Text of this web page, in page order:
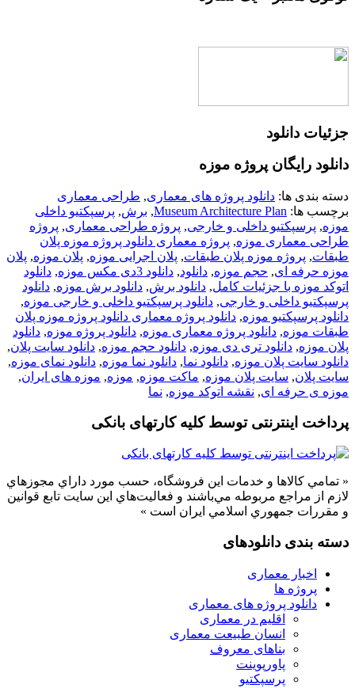
جزئیات دانلود
دانلود رایگان پروژه موزه
دسته بندی ها: دانلود پروژه های معماری, طراحی معماری
برچسب ها: Museum Architecture Plan
, برش, پرسپکتیو داخلی
موزه, پرسپکتیو داخلی و خارجی, پروژه طراحی معماری, پروژه
طراحی معماری موزه, پروژه معماری دانلود پروژه موزه پلان
طبقات, پروژه موزه پلان طبقات, پلان اجرایی موزه, پلان موزه, پلان
موزه حرفه ای, حجم موزه, دانلود, دانلود 3دی مکس موزه , دانلود
اتوکد موزه با جزئیات کامل, دانلود برش, دانلود برش موزه, دانلود
پرسپکتیو داخلی و خارجی, دانلود پرسپکتیو داخلی و خارجی موزه,
دانلود پرسپکتیو موزه, دانلود پروژه معماری دانلود پروژه موزه پلان
طبقات موزه, دانلود پروژه معماری موزه, دانلود پروژه موزه, دانلود
پلان موزه, دانلود تری دی موزه, دانلود حجم موزه, دانلود سایت پلان,
دانلود سایت پلان موزه, دانلود نما, دانلود نما موزه, دانلود نمای موزه,
سایت پلان, سایت پلان موزه, ماکت موزه, موزه, موزه های ایران,
موزه ی حرفه ای, نقشه اتوکد موزه, نما
پرداخت اینترنتی توسط کلیه کارتهای بانکی
« تمامي كالاها و خدمات اين فروشگاه، حسب مورد داراي مجوزهاي
لازم از مراجع مربوطه مي‌باشند و فعاليت‌هاي اين سايت تابع قوانين
و مقررات جمهوري اسلامي ايران است »
دسته بندی دانلودهای
اخبار معماری
پروژه ها
دانلود پروژه های معماری
اقلیم در معماری
انسان طبیعت معماری
بناهای معروف
پاورپوینت
پرسپکتیو